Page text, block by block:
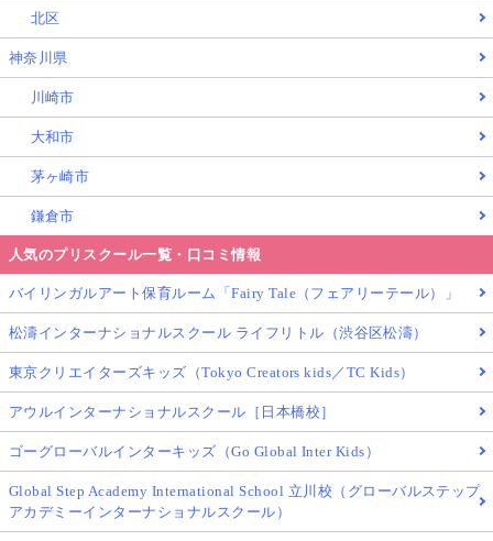
北区
神奈川県
川崎市
大和市
茅ヶ崎市
鎌倉市
人気のプリスクール一覧・口コミ情報
バイリンガルアート保育ルーム「Fairy Tale（フェアリーテール）」
松濤インターナショナルスクール ライフリトル（渋谷区松濤）
東京クリエイターズキッズ（Tokyo Creators kids／TC Kids）
アウルインターナショナルスクール［日本橋校］
ゴーグローバルインターキッズ（Go Global Inter Kids）
Global Step Academy International School 立川校（グローバルステップ
アカデミーインターナショナルスクール）